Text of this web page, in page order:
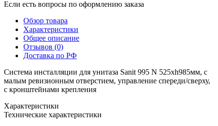
Если есть вопросы по оформлению заказа
Обзор товара
Характеристики
Общее описание
Отзывов (0)
Доставка по РФ
Система инсталляции для унитаза Sanit 995 N 525хh985мм, с
малым ревизионным отверстием, управление спереди/сверху,
c кронштейнами крепления
Характеристики
Технические характеристики